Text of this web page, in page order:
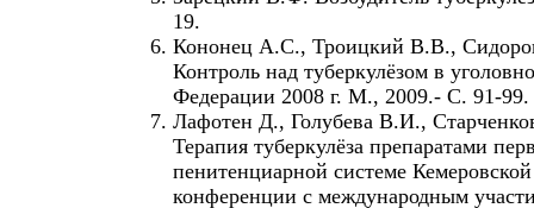
19.
Кононец А.С., Троицкий В.В.,
Контроль над туберкулёзом в
Федерации 2008 г. М., 2009.- С. 91-99.
Лафотен Д., Голубева В.И.,
Терапия туберкулёза препаратами
пенитенциарной системе
конференции с международным